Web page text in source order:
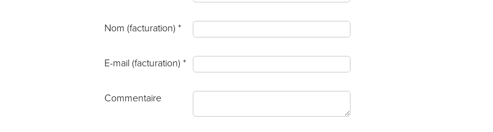
Nom (facturation) *
E-mail (facturation) *
Commentaire